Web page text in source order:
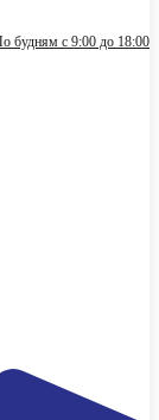
будням с 9:00 до 18:00